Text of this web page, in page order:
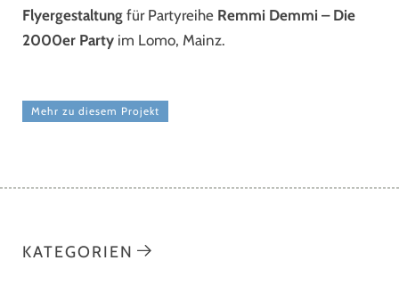
Flyergestaltung für Partyreihe Remmi Demmi – Die
2000er Party im Lomo, Mainz.
Mehr zu diesem Projekt
KATEGORIEN